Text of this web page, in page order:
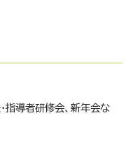
指導者研修会、新年会な